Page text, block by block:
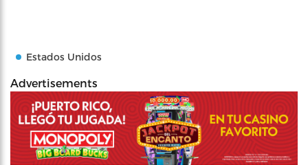
Estados Unidos
Advertisements